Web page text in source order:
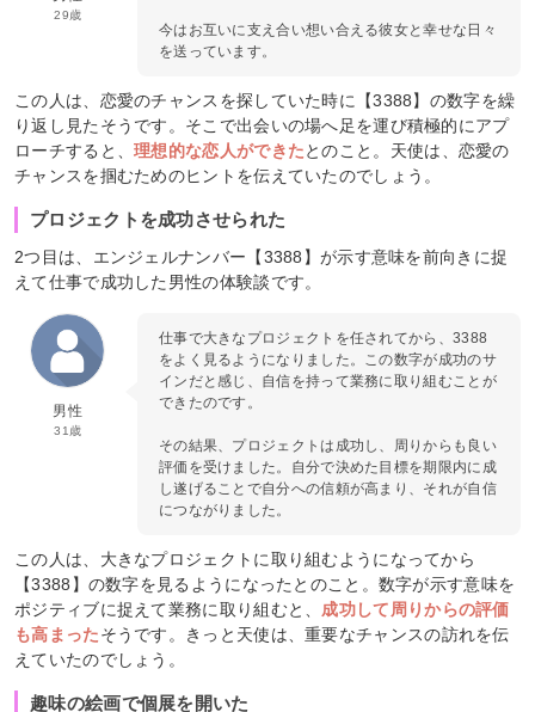
29歳
今はお互いに支え合い想い合える彼女と幸せな日々
を送っています。
この人は、恋愛のチャンスを探していた時に【3388】の数字を繰
り返し見たそうです。そこで出会いの場へ足を運び積極的にアプ
ローチすると、理想的な恋人ができたとのこと。天使は、恋愛の
チャンスを掴むためのヒントを伝えていたのでしょう。
プロジェクトを成功させられた
2つ目は、エンジェルナンバー【3388】が示す意味を前向きに捉
えて仕事で成功した男性の体験談です。
男性
31歳
仕事で大きなプロジェクトを任されてから、3388
をよく見るようになりました。この数字が成功のサ
インだと感じ、自信を持って業務に取り組むことが
できたのです。
その結果、プロジェクトは成功し、周りからも良い
評価を受けました。自分で決めた目標を期限内に成
し遂げることで自分への信頼が高まり、それが自信
につながりました。
この人は、大きなプロジェクトに取り組むようになってから
【3388】の数字を見るようになったとのこと。数字が示す意味を
ポジティブに捉えて業務に取り組むと、 成功して周りからの評価
も高まったそうです。きっと天使は、重要なチャンスの訪れを伝
えていたのでしょう。
趣味の絵画で個展を開いた